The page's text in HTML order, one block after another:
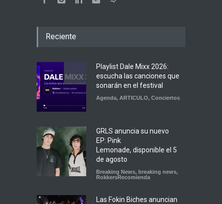
Reciente
Playlist Dale Mixx 2026:
escucha las canciones que
sonarán en el festival
Agenda, ARTICULO, Conciertos
GRLS anuncia su nuevo
EP: Pink
Lemonade, disponible el 5
de agosto
Breaking News, breaking news,
RokkersRecomienda
Las Fokin Biches anuncian